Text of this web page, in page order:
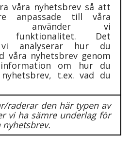
våra nyhetsbrev så att
anpassade till våra
använder vi
funktionalitet. Det
analyserar hur du
våra nyhetsbrev genom
om hur du
t.ex. vad du
raderar den här typen av
vi ha sämre underlag för
nyhetsbrev.